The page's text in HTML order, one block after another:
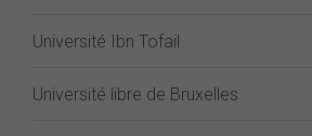
Université Ibn Tofail
Université libre de Bruxelles